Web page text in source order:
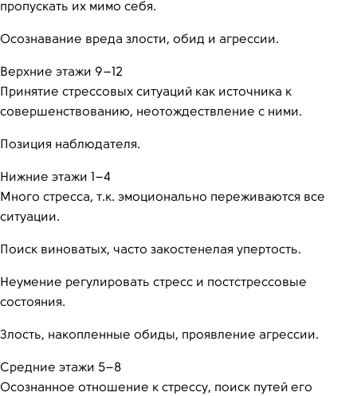
пропускать их мимо себя.
Осознавание вреда злости, обид и агрессии.
Верхние этажи 9–12
Принятие стрессовых ситуаций как источника к
совершенствованию, неотождествление с ними.
Позиция наблюдателя.
Нижние этажи 1–4
Много стресса, т.к. эмоционально переживаются все
ситуации.
Поиск виноватых, часто закостенелая упертость.
Неумение регулировать стресс и постстрессовые
состояния.
Злость, накопленные обиды, проявление агрессии.
Средние этажи 5–8
Осознанное отношение к стрессу, поиск путей его